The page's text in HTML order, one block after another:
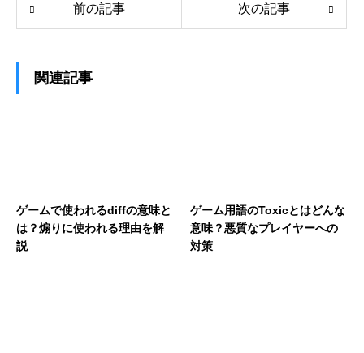
前の記事 次の記事
関連記事
ゲームで使われるdiffの意味と
は？煽りに使われる理由を解
説
ゲーム用語のToxicとはどんな
意味？悪質なプレイヤーへの
対策